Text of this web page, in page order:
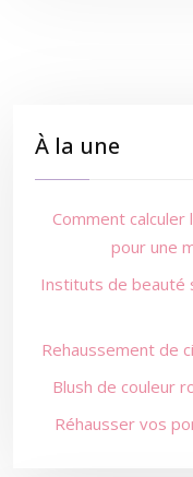
À la une
Comment
pour une
Instituts de beauté
Rehaussement de
Blush de couleur
Réhausser vos